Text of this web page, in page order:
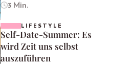
3 Min.
LIFESTYLE
Self-Date-Summer: Es
wird Zeit uns selbst
auszuführen